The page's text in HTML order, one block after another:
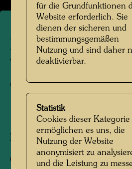
Hundertwassers
Wegbeschreibung
Gebäuden des
Fotograf:Hundertwasser
Copyright:Hundertwasser
für die Grundfunktionen
Website erforderlich. Sie
dienen der sicheren und
bestimmungsgemäßen
Nutzung und sind daher
deaktivierbar.
Statistik
Cookies dieser Kategorie
ermöglichen es uns, die
Nutzung der Website
anonymisiert zu
und die Leistung zu